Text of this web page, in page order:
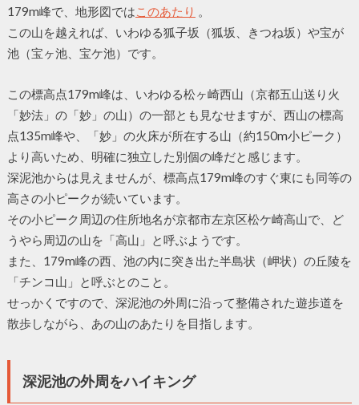
179m峰で、地形図ではこのあたり 。
この山を越えれば、いわゆる狐子坂（狐坂、きつね坂）や宝が
池（宝ヶ池、宝ケ池）です。
この標高点179m峰は、いわゆる松ヶ崎西山（京都五山送り火
「妙法」の「妙」の山）の一部とも見なせますが、西山の標高
点135m峰や、「妙」の火床が所在する山（約150m小ピーク）
より高いため、明確に独立した別個の峰だと感じます。
深泥池からは見えませんが、標高点179m峰のすぐ東にも同等の
高さの小ピークが続いています。
その小ピーク周辺の住所地名が京都市左京区松ケ崎高山で、ど
うやら周辺の山を「高山」と呼ぶようです。
また、179m峰の西、池の内に突き出た半島状（岬状）の丘陵を
「チンコ山」と呼ぶとのこと。
せっかくですので、深泥池の外周に沿って整備された遊歩道を
散歩しながら、あの山のあたりを目指します。
深泥池の外周をハイキング